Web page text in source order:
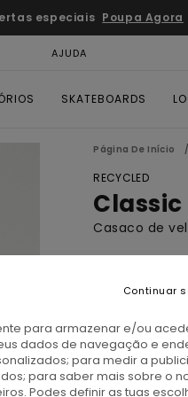
especiais Poupa Agora
AJUDA
SKATEBOARDS
Página De Início
RECYCLED
Classic
Casaco de
€ 75,00
Paga 3 x €
CorFlint Black
para armazenar e/ou
dados de navegação e
para medir a
para saber mais sobre o
Podes definir as tuas
Continuar